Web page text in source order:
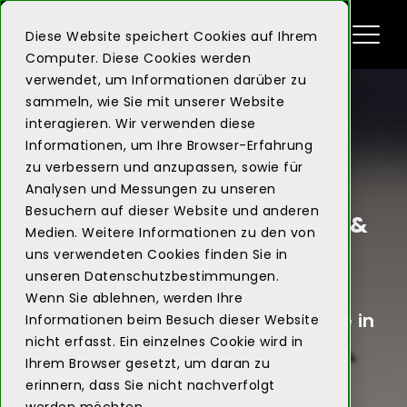
Diese Website speichert Cookies auf Ihrem
Computer. Diese Cookies werden
verwendet, um Informationen darüber zu
sammeln, wie Sie mit unserer Website
interagieren. Wir verwenden diese
Informationen, um Ihre Browser-Erfahrung
zu verbessern und anzupassen, sowie für
Analysen und Messungen zu unseren
Besuchern auf dieser Website und anderen
Medien. Weitere Informationen zu den von
uns verwendeten Cookies finden Sie in
unseren Datenschutzbestimmungen.
Wenn Sie ablehnen, werden Ihre
Informationen beim Besuch dieser Website
nicht erfasst. Ein einzelnes Cookie wird in
Ihrem Browser gesetzt, um daran zu
erinnern, dass Sie nicht nachverfolgt
Über KOKE –
Ihr Partner für Digital Signage &
digitale Kommunikation
Digital Signage-Lösungen „Made in
Germany“